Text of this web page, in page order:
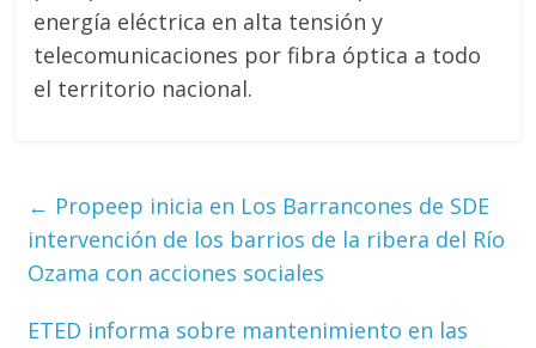
energía eléctrica en alta tensión y
telecomunicaciones por fibra óptica a todo
el territorio nacional.
← Propeep inicia en Los Barrancones de SDE
intervención de los barrios de la ribera del Río
Ozama con acciones sociales
ETED informa sobre mantenimiento en las